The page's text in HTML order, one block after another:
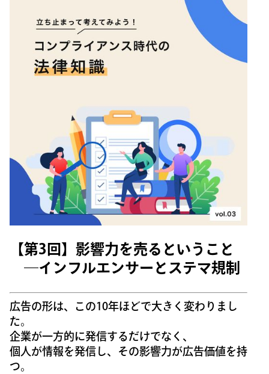
【第3回】影響力を売るということ
―インフルエンサーとステマ規制
広告の形は、この10年ほどで大きく変わりまし
た。
企業が一方的に発信するだけでなく、
個人が情報を発信し、その影響力が広告価値を持
つ。